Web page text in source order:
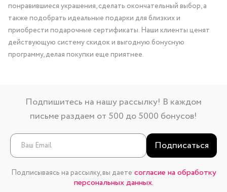
понравившиеся украшения, сделать окончательный выбор, а
также подобрать идеальные подарки для близких и
приобрести подарочные сертификаты. Наши клиенты ценят
действующую систему скидок и выгодную бонусную
программу, делая покупки еще приятнее.
Подпишитесь на нашу рассылку! В каждом
письме раздаем от 500 до 5000 бонусов!
Подписаться
Подписываясь на рассылку, вы даете согласие на обработку
персональных данных.